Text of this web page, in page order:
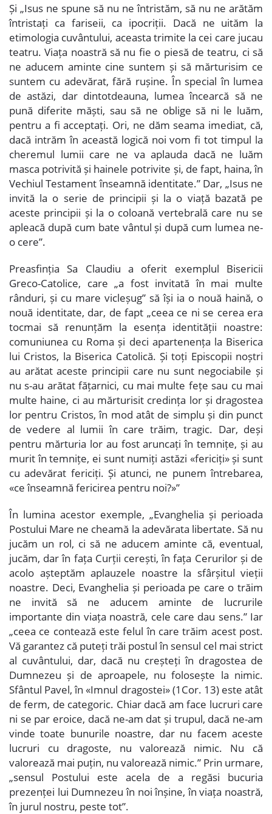
Și „Isus ne spune să nu ne întristăm, să nu ne arătăm
întristați ca fariseii, ca ipocriții. Dacă ne uităm la
etimologia cuvântului, aceasta trimite la cei care jucau
teatru. Viața noastră să nu fie o piesă de teatru, ci să
ne aducem aminte cine suntem și să mărturisim ce
suntem cu adevărat, fără rușine. În special în lumea
de astăzi, dar dintotdeauna, lumea încearcă să ne
pună diferite măști, sau să ne oblige să ni le luăm,
pentru a fi acceptați. Ori, ne dăm seama imediat, că,
dacă intrăm în această logică noi vom fi tot timpul la
cheremul lumii care ne va aplauda dacă ne luăm
masca potrivită și hainele potrivite și, de fapt, haina, în
Vechiul Testament înseamnă identitate.” Dar, „Isus ne
invită la o serie de principii și la o viață bazată pe
aceste principii și la o coloană vertebrală care nu se
apleacă după cum bate vântul și după cum lumea ne-
o cere”.
Preasfinția Sa Claudiu a oferit exemplul Bisericii
Greco-Catolice, care „a fost invitată în mai multe
rânduri, și cu mare vicleșug” să își ia o nouă haină, o
nouă identitate, dar, de fapt „ceea ce ni se cerea era
tocmai să renunțăm la esența identității noastre:
comuniunea cu Roma și deci apartenența la Biserica
lui Cristos, la Biserica Catolică. Și toți Episcopii noștri
au arătat aceste principii care nu sunt negociabile și
nu s-au arătat fățarnici, cu mai multe fețe sau cu mai
multe haine, ci au mărturisit credința lor și dragostea
lor pentru Cristos, în mod atât de simplu și din punct
de vedere al lumii în care trăim, tragic. Dar, deși
pentru mărturia lor au fost aruncați în temnițe, și au
murit în temnițe, ei sunt numiți astăzi «fericiți» și sunt
cu adevărat fericiți. Și atunci, ne punem întrebarea,
«ce înseamnă fericirea pentru noi?»”
În lumina acestor exemple, „Evanghelia și perioada
Postului Mare ne cheamă la adevărata libertate. Să nu
jucăm un rol, ci să ne aducem aminte că, eventual,
jucăm, dar în fața Curții cerești, în fața Cerurilor și de
acolo așteptăm aplauzele noastre la sfârșitul vieții
noastre. Deci, Evanghelia și perioada pe care o trăim
ne invită să ne aducem aminte de lucrurile
importante din viața noastră, cele care dau sens.” Iar
„ceea ce contează este felul în care trăim acest post.
Vă garantez că puteți trăi postul în sensul cel mai strict
al cuvântului, dar, dacă nu creșteți în dragostea de
Dumnezeu și de aproapele, nu folosește la nimic.
Sfântul Pavel, în «Imnul dragostei» (1Cor. 13) este atât
de ferm, de categoric. Chiar dacă am face lucruri care
ni se par eroice, dacă ne-am dat și trupul, dacă ne-am
vinde toate bunurile noastre, dar nu facem aceste
lucruri cu dragoste, nu valorează nimic. Nu că
valorează mai puțin, nu valorează nimic.” Prin urmare,
„sensul Postului este acela de a regăsi bucuria
prezenței lui Dumnezeu în noi înșine, în viața noastră,
în jurul nostru, peste tot”.